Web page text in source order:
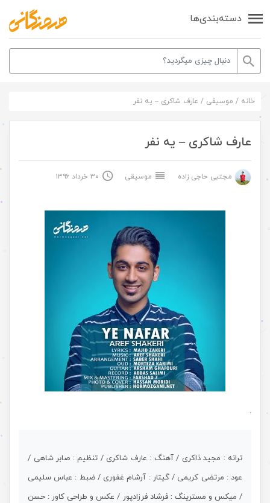
دسته‌بندی‌ها
خانه / موسیقی / عارف شاکری – یه نفر
عارف شاکری – یه نفر
مجتبی حاجی زاده موسیقی ۳۰ خرداد ۱۳۹۶
.
ترانه : مجید ذاکری / آهنگ : عارف شاکری / تنظیم : صابر شاهی /
عود : مرتضی کریمی / گیتار : آرشام غفوری / ضبط : عباس سلیمی
/ میکس و مسترینگ : فرشاد فرزادپور / عکس و طراحی کاور : حسن